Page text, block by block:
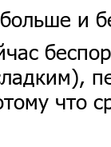
и
что